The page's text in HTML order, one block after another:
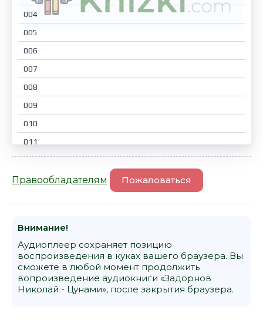
004
005
006
007
008
009
010
011
012
013
016
017
018
019
Правообладателям Пожаловаться
Внимание!
Аудиоплеер сохраняет позицию
воспроизведения в куках вашего браузера. Вы
сможете в любой момент продолжить
вопроизведение аудиокниги «Задорнов
Николай - Цунами», после закрытия браузера.